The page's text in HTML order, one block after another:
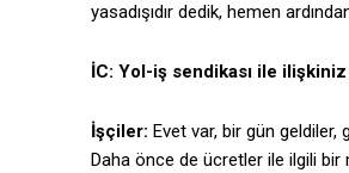
yasadışıdır dedik, hemen
İC: Yol-iş sendikası ile
İşçiler: Evet var, bir gün
Daha önce de ücretler ile ilgili